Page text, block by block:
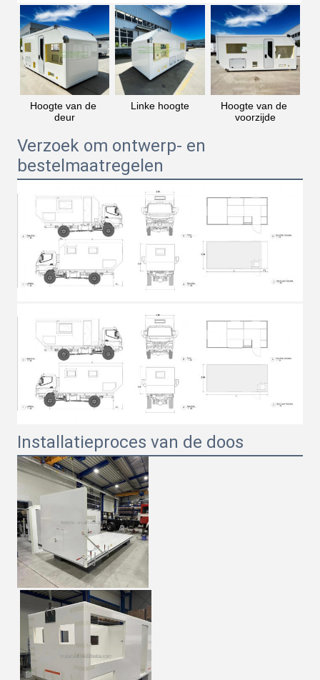
Hoogte van de
deur
Linke hoogte
Hoogte van de
voorzijde
Verzoek om ontwerp- en
bestelmaatregelen
Installatieproces van de doos